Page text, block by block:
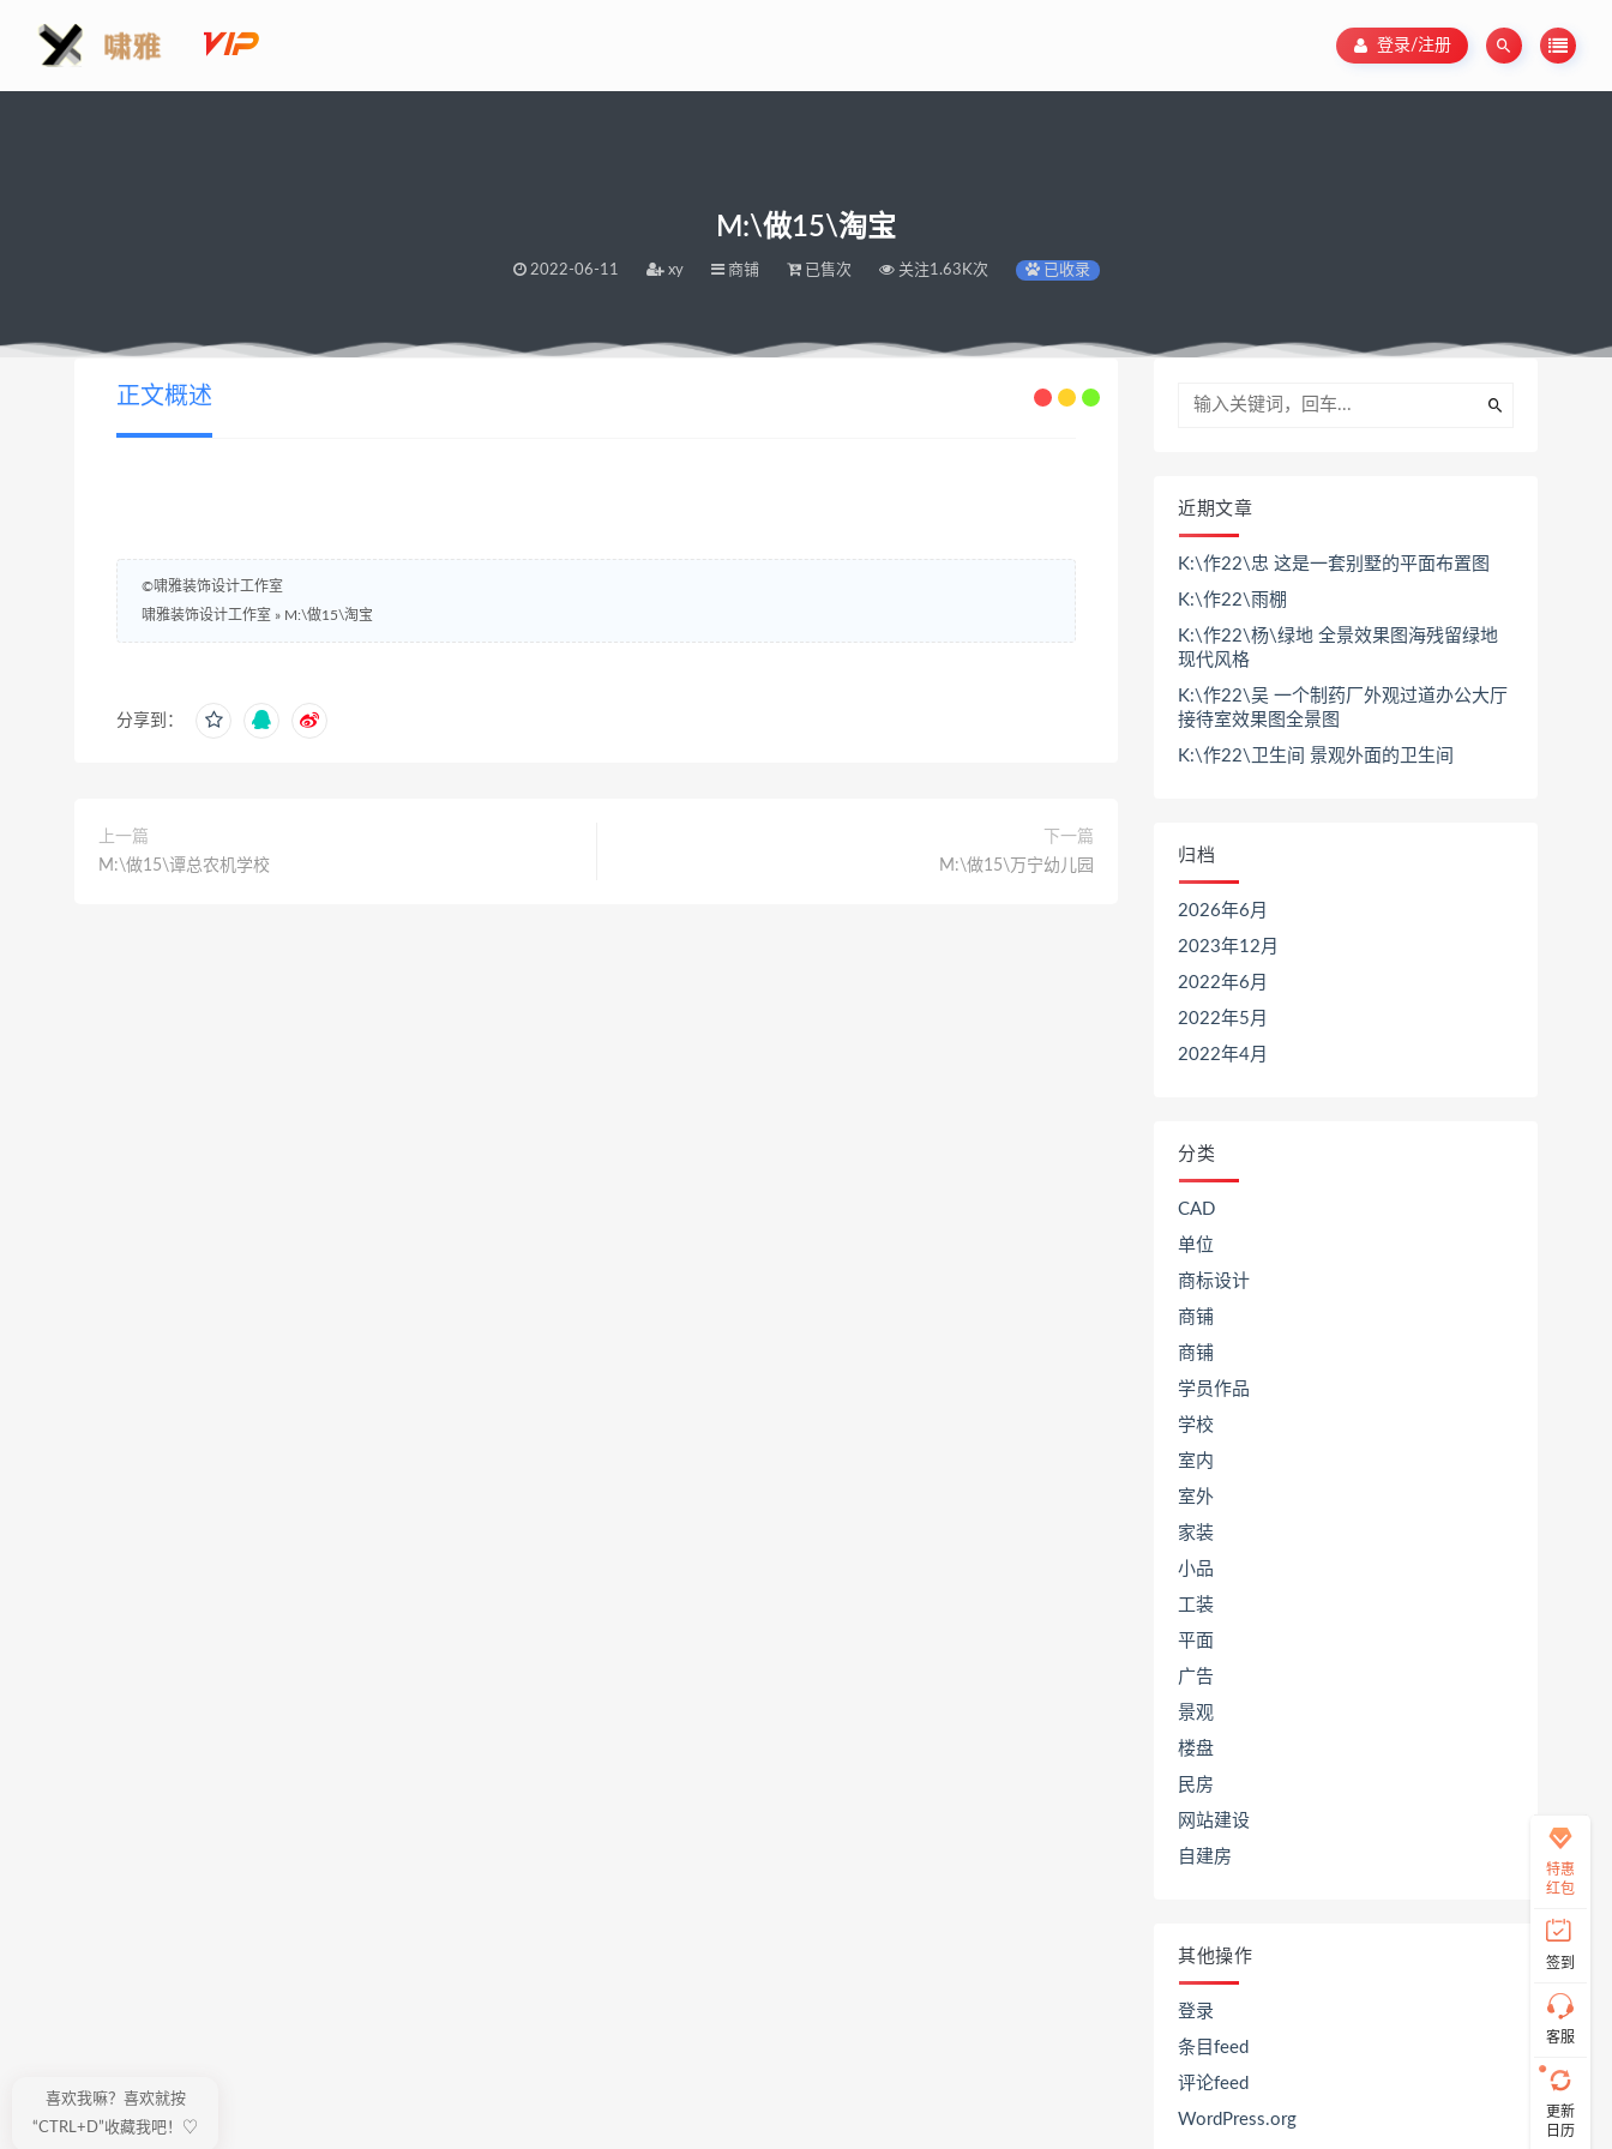
登录/注册
M:\做15\淘宝
2022-06-11 xy 商铺 已售次 关注1.63K次 已收录
正文概述
©啸雅装饰设计工作室
啸雅装饰设计工作室 » M:\做15\淘宝
分享到：
上一篇
M:\做15\谭总农机学校
下一篇
M:\做15\万宁幼儿园
近期文章
K:\作22\忠 这是一套别墅的平面布置图
K:\作22\雨棚
K:\作22\杨\绿地 全景效果图海残留绿地
现代风格
K:\作22\吴 一个制药厂外观过道办公大厅
接待室效果图全景图
K:\作22\卫生间 景观外面的卫生间
归档
2026年6月
2023年12月
2022年6月
2022年5月
2022年4月
分类
CAD
单位
商标设计
商铺
商铺
学员作品
学校
室内
室外
家装
小品
工装
平面
广告
景观
楼盘
民房
网站建设
自建房
其他操作
登录
条目feed
评论feed
WordPress.org
特惠
红包
签到
客服
接
说
出
您
的
求！
切
带
资
源
更新
日历
喜欢我嘛？喜欢就按
“CTRL+D”收藏我吧！♡